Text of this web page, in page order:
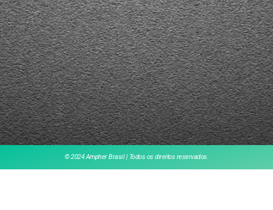
© 2024 Ampher Brasil | Todos os direitos reservados.